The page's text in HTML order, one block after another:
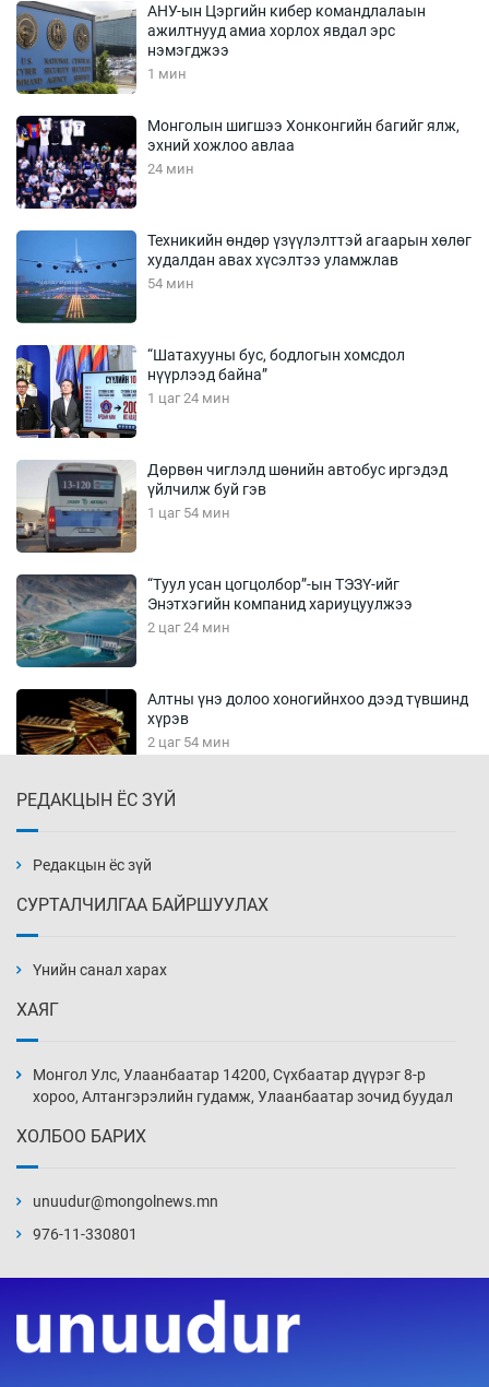
АНУ-ын Цэргийн кибер командлалаын
ажилтнууд амиа хорлох явдал эрс
нэмэгджээ
1 мин
Монголын шигшээ Хонконгийн багийг ялж,
эхний хожлоо авлаа
24 мин
Техникийн өндөр үзүүлэлттэй агаарын хөлөг
худалдан авах хүсэлтээ уламжлав
54 мин
“Шатахууны бус, бодлогын хомсдол
нүүрлээд байна”
1 цаг 24 мин
Дөрвөн чиглэлд шөнийн автобус иргэдэд
үйлчилж буй гэв
1 цаг 54 мин
“Туул усан цогцолбор”-ын ТЭЗҮ-ийг
Энэтхэгийн компанид хариуцуулжээ
2 цаг 24 мин
Алтны үнэ долоо хоногийнхоо дээд түвшинд
хүрэв
2 цаг 54 мин
3 цаг 24 мин
3 цаг 54 мин
4 цаг 24 мин
4 цаг 54 мин
дарамтад оров
20 цаг 24 мин
РЕДАКЦЫН ЁС ЗҮЙ
Редакцын ёс зүй
СУРТАЛЧИЛГАА БАЙРШУУЛАХ
Үнийн санал харах
ХАЯГ
Монгол Улс, Улаанбаатар 14200, Сүхбаатар дүүрэг 8-р
хороо, Алтангэрэлийн гудамж, Улаанбаатар зочид буудал
ХОЛБОО БАРИХ
unuudur@mongolnews.mn
976-11-330801